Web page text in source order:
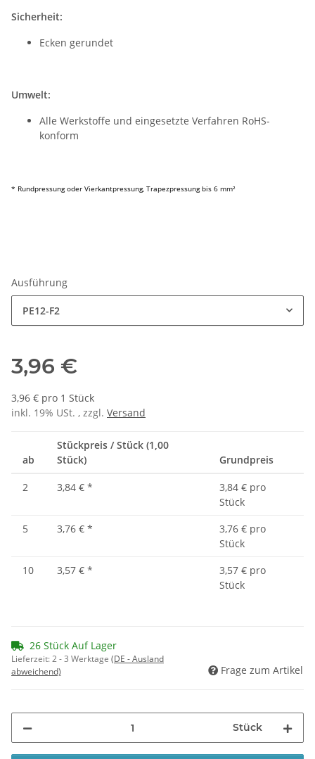
Sicherheit:
Ecken gerundet
Umwelt:
Alle Werkstoffe und eingesetzte Verfahren RoHS-
konform
* Rundpressung oder Vierkantpressung, Trapezpressung bis 6 mm²
Ausführung
PE12-F2
3,96 €
3,96 € pro 1 Stück
inkl. 19% USt. , zzgl. Versand
ab
Stückpreis / Stück (1,00
Stück)
Grundpreis
2 3,84 € *
3,84 € pro
Stück
5
3,76 € *
3,76 € pro
Stück
10
3,57 € *
3,57 € pro
Stück
26 Stück Auf Lager
Lieferzeit:2 - 3 Werktage (DE - Ausland
abweichend)
Frage zum Artikel
Stück